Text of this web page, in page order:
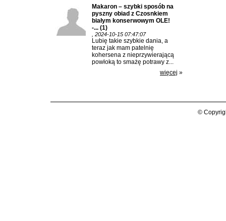
Makaron – szybki sposób na
pyszny obiad z Czosnkiem
białym konserwowym OLE!
-... (1)
, 2024-10-15 07:47:07
Lubię takie szybkie dania, a
teraz jak mam patelnię
kohersena z nieprzywierającą
powłoką to smażę potrawy z...
więcej »
©